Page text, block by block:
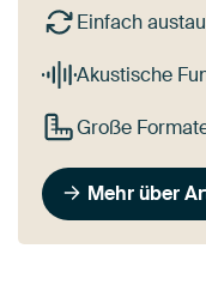
Einfach
Akustische
Große
Mehr über